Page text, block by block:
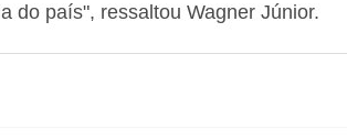
do país", ressaltou Wagner Júnior.